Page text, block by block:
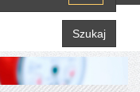
Szukaj